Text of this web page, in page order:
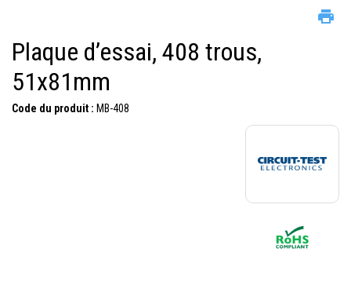
Plaque d’essai, 408 trous,
51x81mm
Code du produit : MB-408